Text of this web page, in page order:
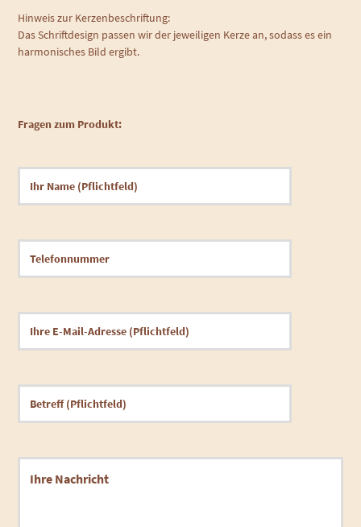
Hinweis zur Kerzenbeschriftung:
Das Schriftdesign passen wir der jeweiligen Kerze an, sodass es ein
harmonisches Bild ergibt.
Fragen zum Produkt: